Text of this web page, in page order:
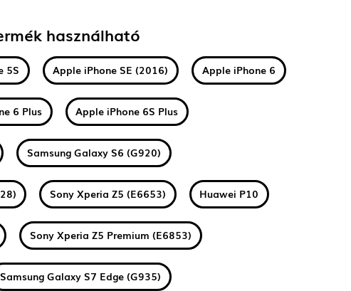
használható
5S Apple iPhone SE (2016) Apple iPhone 6
6 Plus Apple iPhone 6S Plus
Samsung Galaxy S6 (G920)
Sony Xperia Z5 (E6653) Huawei P10
Sony Xperia Z5 Premium (E6853)
Samsung Galaxy S7 Edge (G935)